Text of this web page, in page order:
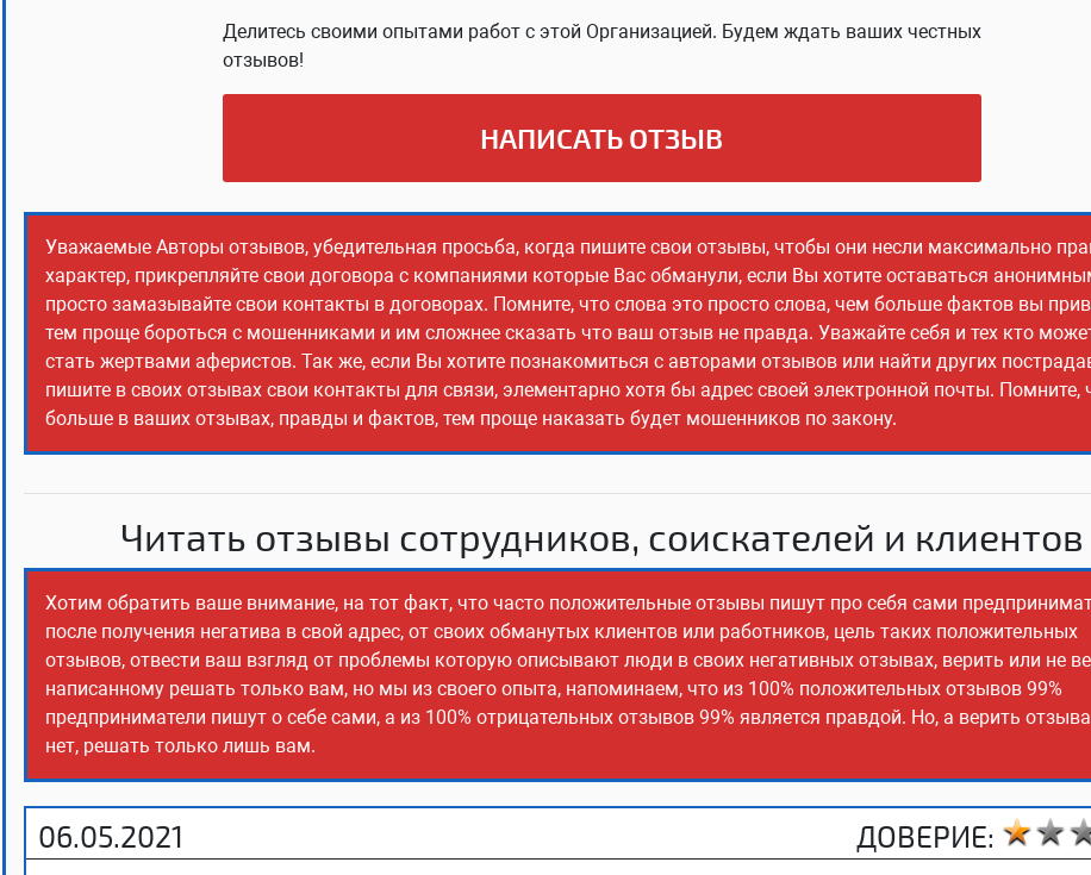
Делитесь своими опытами работ с этой Организацией. Будем ждать ваших честных
отзывов!
НАПИСАТЬ ОТЗЫВ
Уважаемые Авторы отзывов, убедительная просьба, когда пишите свои отзывы, чтобы они несли максимально
характер, прикрепляйте свои договора с компаниями которые Вас обманули, если Вы хотите оставаться
просто замазывайте свои контакты в договорах. Помните, что слова это просто слова, чем больше фактов вы
тем проще бороться с мошенниками и им сложнее сказать что ваш отзыв не правда. Уважайте себя и тех кто
стать жертвами аферистов. Так же, если Вы хотите познакомиться с авторами отзывов или найти других
пишите в своих отзывах свои контакты для связи, элементарно хотя бы адрес своей электронной почты. Помните,
больше в ваших отзывах, правды и фактов, тем проще наказать будет мошенников по закону.
Читать отзывы сотрудников, соискателей и клиентов
Хотим обратить ваше внимание, на тот факт, что часто положительные отзывы пишут про себя сами
после получения негатива в свой адрес, от своих обманутых клиентов или работников, цель таких положительных
отзывов, отвести ваш взгляд от проблемы которую описывают люди в своих негативных отзывах, верить или не
написанному решать только вам, но мы из своего опыта, напоминаем, что из 100% положительных отзывов 99%
предприниматели пишут о себе сами, а из 100% отрицательных отзывов 99% является правдой. Но, а верить
нет, решать только лишь вам.
06.05.2021 ДОВЕРИЕ: